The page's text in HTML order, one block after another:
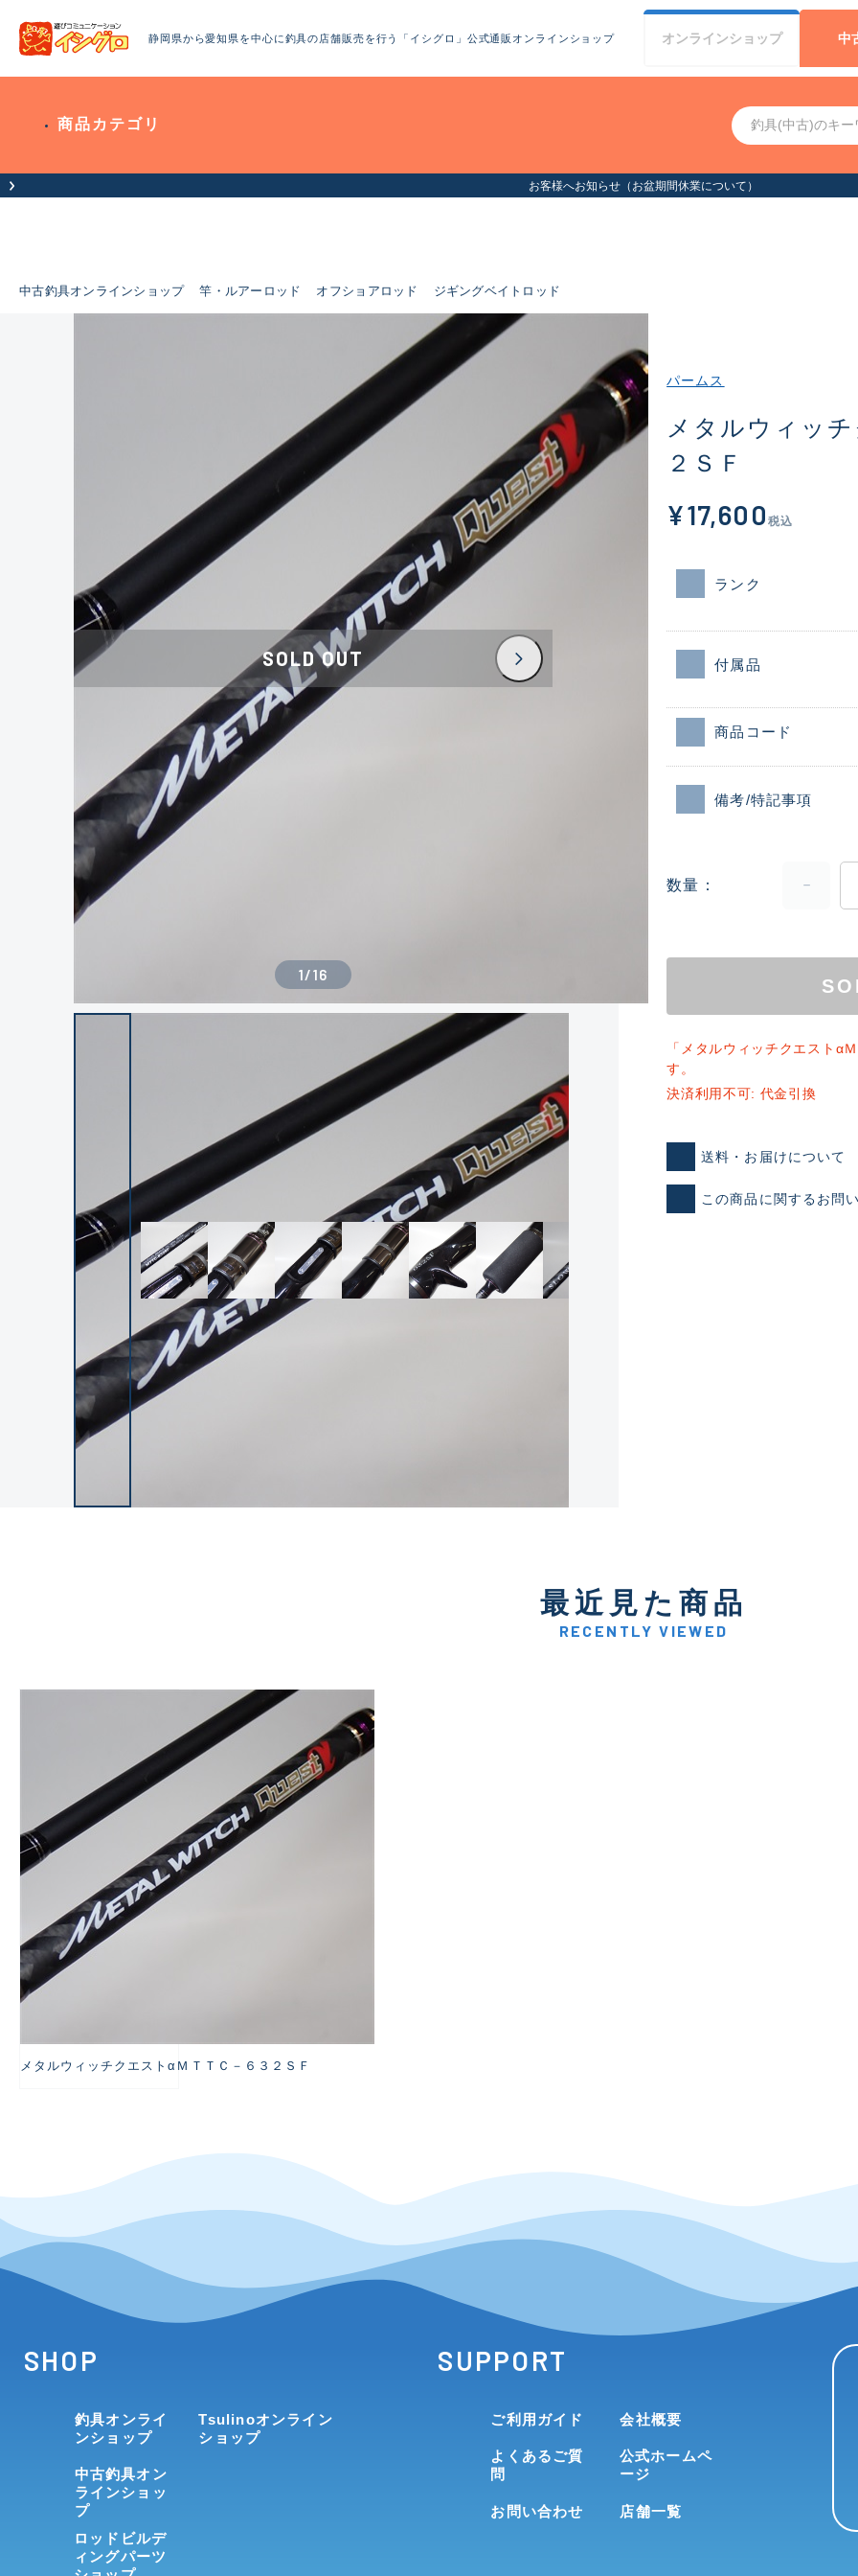
静岡県から愛知県を中心に釣具の店舗販売を行う「イシグロ」公式通販オンラインショップ オンラインショップ 中
商品カテゴリ
お客様へお知らせ（お盆期間休業について）
中古釣具オンラインショップ 竿・ルアーロッド オフショアロッド ジギングベイトロッド
ランクとは？
良
悪
新古品（メーカー問屋から
品）
※店頭展示時の置き傷が付いて
C-
い品
SOLD OUT
1/16
パームス
メタルウィッ
２ＳＦ
¥17,600 税込
ランク
付属品
商品コード
備考/特記事項
数量
「メタルウィッチクエストα
す。
決済利用不可: 代金引換
送料・お届けについて
この商品に関するお問
最近見た商品
RECENTLY VIEWED
メタルウィッチクエストαＭＴＴＣ－６３２ＳＦ
SHOP
釣具オンライ
ンショップ
中古釣具オン
ラインショッ
プ
ロッドビルデ
ィングパーツ
Tsulinoオンライン
ショップ
SUPPORT
ご利用ガイド
よくあるご質
問
お問い合わせ
会社概要
公式ホームペ
ージ
店舗一覧